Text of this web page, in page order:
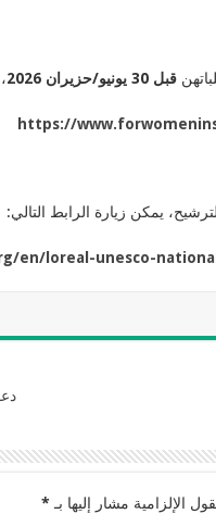
قبل 30 يونيو/حزيران 2026
https://
يمكن زيارة الرابط التالي:
en/loreal-unesco-
الإلزامية مشار إليها بـ *